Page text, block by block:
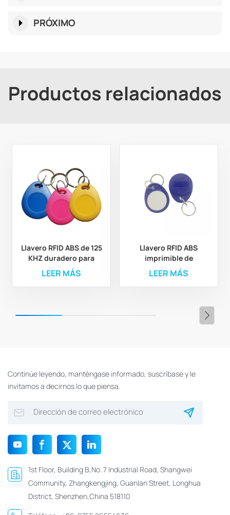
PRÓXIMO
Productos relacionados
Llavero RFID ABS de 125
KHZ duradero para
solución de control de
acceso
LEER MÁS
Llavero RFID ABS
imprimible de
proximidad de 125 KHz
personalizado para
control de acceso
LEER MÁS
Continúe leyendo, manténgase informado, suscríbase y le
invitamos a decirnos lo que piensa.
1st Floor, Building B,No. 7 Industrial Road, Shangwei
Community, Zhangkengjing, Guanlan Street, Longhua
District, Shenzhen,China 518110